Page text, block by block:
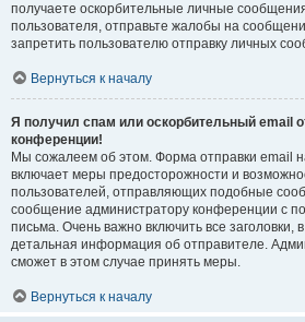
получаете оскорбительные личные
пользователя, отправьте жалобы на
запретить пользователю отправку личных
Вернуться к началу
Я получил спам или оскорбительный email
конференции!
Мы сожалеем об этом. Форма отправки email
включает меры предосторожности и
пользователей, отправляющих подобные
сообщение администратору конференции с
письма. Очень важно включить все заголовки,
детальная информация об отправителе.
сможет в этом случае принять меры.
Вернуться к началу